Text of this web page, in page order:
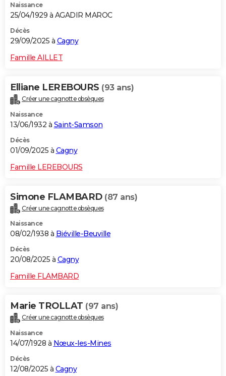
Naissance
25/04/1929 à AGADIR MAROC
Décès
29/09/2025 à Cagny
Famille AILLET
Elliane LEREBOURS (93 ans)
Créer une cagnotte obsèques
Naissance
13/06/1932 à Saint-Samson
Décès
01/09/2025 à Cagny
Famille LEREBOURS
Simone FLAMBARD (87 ans)
Créer une cagnotte obsèques
Naissance
08/02/1938 à Biéville-Beuville
Décès
20/08/2025 à Cagny
Famille FLAMBARD
Marie TROLLAT (97 ans)
Créer une cagnotte obsèques
Naissance
14/07/1928 à Nœux-les-Mines
Décès
12/08/2025 à Cagny